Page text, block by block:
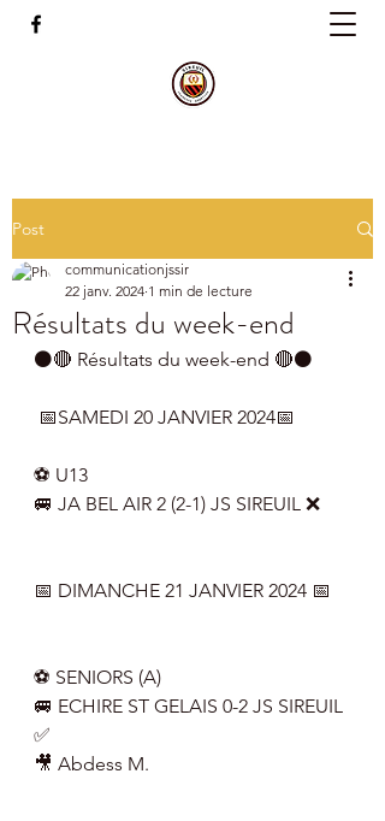
Post
Résultats du week-end
communicationjssir
22 janv. 2024 1 min de lecture
⚫️🔴 Résultats du week-end 🔴⚫️
📅SAMEDI 20 JANVIER 2024📅
⚽️ U13
🚐 JA BEL AIR 2 (2-1) JS SIREUIL ❌
📅 DIMANCHE 21 JANVIER 2024 📅
⚽️ SENIORS (A)
🚐 ECHIRE ST GELAIS 0-2 JS SIREUIL
✅
🎥 Abdess M.